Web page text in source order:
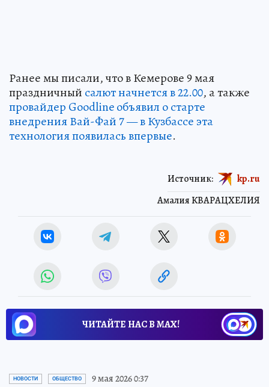
Ранее мы писали, что в Кемерове 9 мая
праздничный салют начнется в 22.00, а также
провайдер Goodline объявил о старте
внедрения Вай-Фай 7 — в Кузбассе эта
технология появилась впервые.
Амалия КВАРАЦХЕЛИЯ
Источник: kp.ru
ЧИТАЙТЕ НАС В МАХ!
НОВОСТИ ОБЩЕСТВО 9 мая 2026 0:37